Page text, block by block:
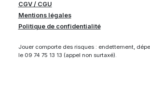
CGV / CGU
Mentions légales
Politique de confidentialité
Jouer comporte des risques : endettement,
le 09 74 75 13 13 (appel non surtaxé).